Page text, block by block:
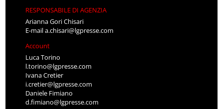
RESPONSABILE DI AGENZIA
Arianna Gori Chisari
E-maila.chisari@lgpresse.com
Account
Luca Torino
l.torino@lgpresse.com
Ivana Cretier
i.cretier@lgpresse.com
Daniele Fimiano
d.fimiano@lgpresse.com